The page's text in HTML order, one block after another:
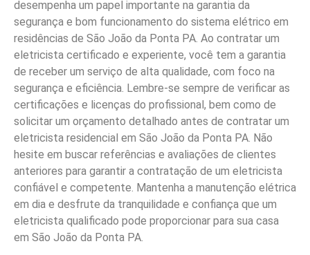
desempenha um papel importante na garantia da
segurança e bom funcionamento do sistema elétrico em
residências de São João da Ponta PA. Ao contratar um
eletricista certificado e experiente, você tem a garantia
de receber um serviço de alta qualidade, com foco na
segurança e eficiência. Lembre-se sempre de verificar as
certificações e licenças do profissional, bem como de
solicitar um orçamento detalhado antes de contratar um
eletricista residencial em São João da Ponta PA. Não
hesite em buscar referências e avaliações de clientes
anteriores para garantir a contratação de um eletricista
confiável e competente. Mantenha a manutenção elétrica
em dia e desfrute da tranquilidade e confiança que um
eletricista qualificado pode proporcionar para sua casa
em São João da Ponta PA.